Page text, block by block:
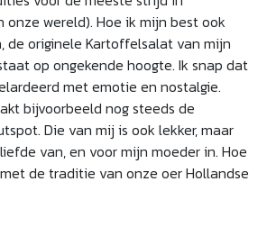
onze wereld). Hoe ik mijn best ook
de originele Kartoffelsalat van mijn
op ongekende hoogte. Ik snap dat
met emotie en nostalgie.
bijvoorbeeld nog steeds de
Die van mij is ook lekker, maar
van, en voor mijn moeder in. Hoe
de traditie van onze oer Hollandse